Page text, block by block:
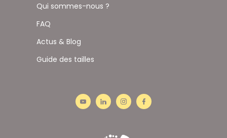
Qui sommes-nous ?
FAQ
Actus & Blog
Guide des tailles